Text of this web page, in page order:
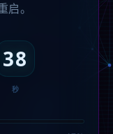
。
38
秒